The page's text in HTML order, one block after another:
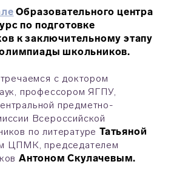
Образовательного центра
по подготовке
к заключительному этапу
школьников.
с доктором
профессором ЯГПУ,
предметно-
Всероссийской
по литературе Татьяной
ЦПМК, председателем
Антоном Скулачевым.